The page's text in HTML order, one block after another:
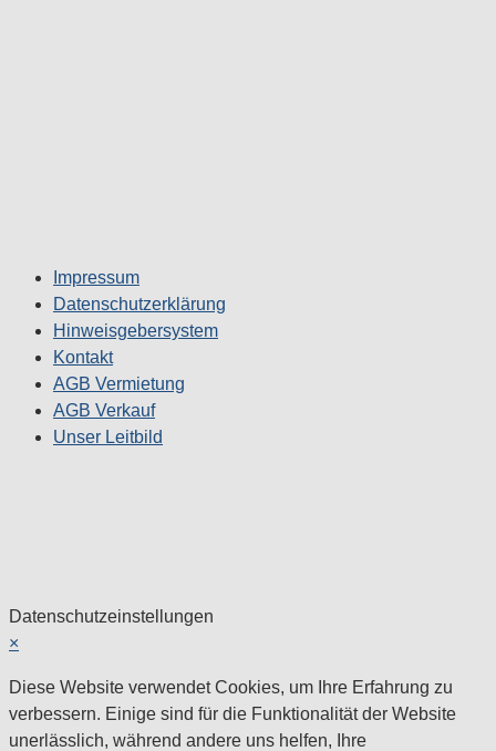
Impressum
Datenschutzerklärung
Hinweisgebersystem
Kontakt
AGB Vermietung
AGB Verkauf
Unser Leitbild
Datenschutzeinstellungen
×
Diese Website verwendet Cookies, um Ihre Erfahrung zu
verbessern. Einige sind für die Funktionalität der Website
unerlässlich, während andere uns helfen, Ihre